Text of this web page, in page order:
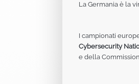
La Germania è la
I campionati
Cybersecurity
e della